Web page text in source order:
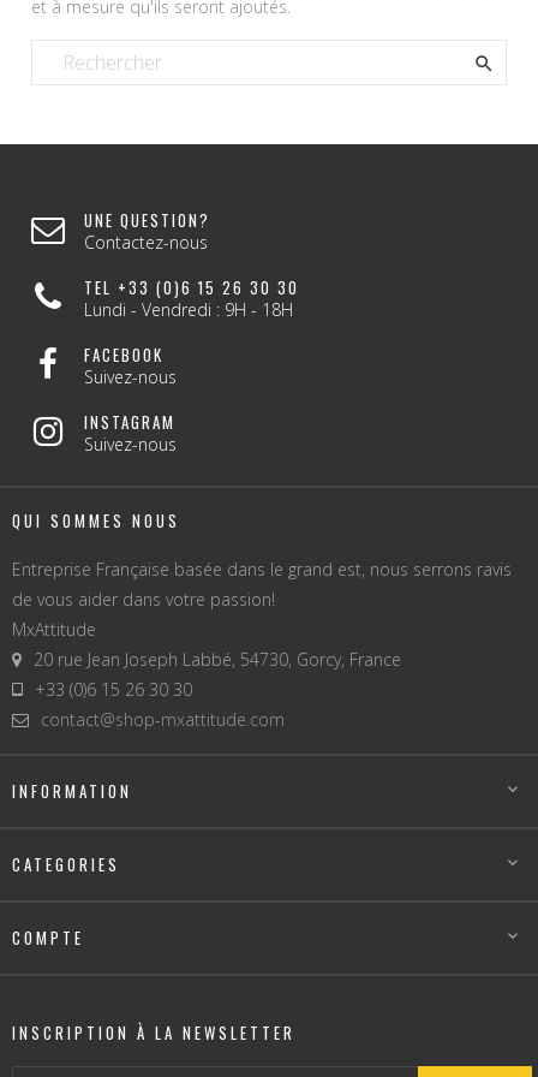
et à mesure qu'ils seront ajoutés.

UNE QUESTION?
Contactez-nous
TEL +33 (0)6 15 26 30 30
Lundi - Vendredi : 9H - 18H
FACEBOOK
Suivez-nous
INSTAGRAM
Suivez-nous
QUI SOMMES NOUS
Entreprise Française basée dans le grand est, nous serrons ravis
de vous aider dans votre passion!
MxAttitude
20 rue Jean Joseph Labbé, 54730, Gorcy, France
+33 (0)6 15 26 30 30
contact@shop-mxattitude.com
INFORMATION 
CATEGORIES 
COMPTE 
INSCRIPTION À LA NEWSLETTER